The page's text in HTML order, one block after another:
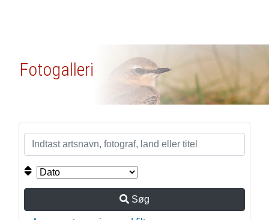
Fotogalleri
Søg